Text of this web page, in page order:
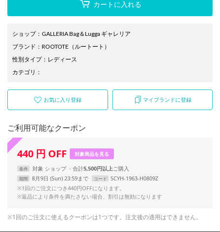
カートに入れる
ショップ： GALLERIA Bag＆Lugga ギャレリア
ブランド ： ROOTOTE （ルートート）
性別タイプ： レディース
カテゴリ ：
お気に入り登録 マイブランドに登録
ご利用可能なクーポン
440 円 OFF 対象商品を見る
条件 対象 ショップ 合計5,500円以上
期間 8月9日 (Sun) 23:59まで コード
SCYH-1963-H0809Z
※1回のご注文につき440円OFFになります。
※返品により条件を満たさない場合、割引は無効になります
※1回のご注文に使えるクーポンは1つです。注文後の適用はできません。